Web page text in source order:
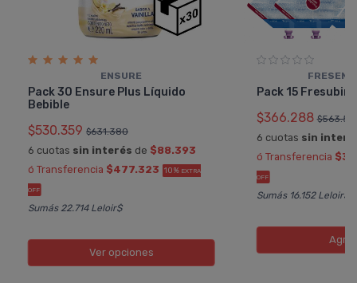
ENSURE
Pack 30 Ensure Plus Lí­quido
Bebible
$530.359 $631.380
6 cuotas sin interés de $88.393
ó Transferencia $477.323 10% EXTRA
OFF
Sumás 22.714 Leloir$
Ver opciones
Pack 15 Fresubin
$366.288
6 cuotas sin
ó Transferencia
OFF
Sumás 16.152 Leloir$